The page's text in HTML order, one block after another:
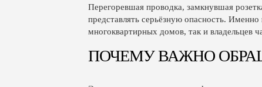
Перегоревшая проводка, замкнувшая
представлять серьёзную опасность. Именно
многоквартирных домов, так и владельцев
ПОЧЕМУ ВАЖНО